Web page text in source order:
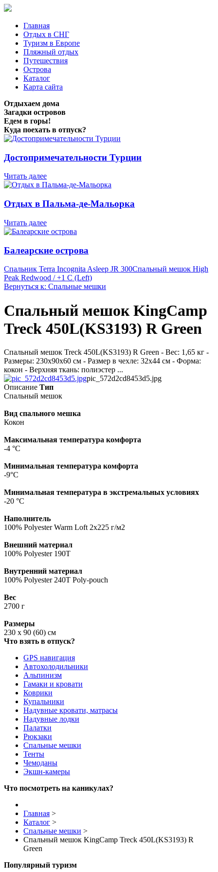
Главная
Отдых в СНГ
Туризм в Европе
Пляжный отдых
Путешествия
Острова
Каталог
Карта сайта
Отдыхаем дома
Загадки островов
Едем в горы!
Куда поехать в отпуск?
Достопримечательности Турции
Читать далее
Отдых в Пальма-де-Мальорка
Читать далее
Балеарские острова
Спальник Terra Incognita Asleep JR 300Спальный мешок High
Peak Redwood / +1 C (Left)
Вернуться к: Спальные мешки
Спальный мешок KingCamp
Treck 450L(KS3193) R Green
Спальный мешок Treck 450L(KS3193) R Green - Вес: 1,65 кг -
Размеры: 230х90х60 см - Размер в чехле: 32х44 см - Форма:
кокон - Верхняя ткань: полиэстер ...
pic_572d2cd8453d5.jpg
Описание Тип
Спальный мешок
Вид спального мешка
Кокон
Максимальная температура комфорта
-4 °C
Минимальная температура комфорта
-9°C
Минимальная температура в экстремальных условиях
-20 °C
Наполнитель
100% Polyester Warm Loft 2х225 г/м2
Внешний материал
100% Polyester 190T
Внутренний материал
100% Polyester 240T Poly-pouch
Вес
2700 г
Размеры
230 х 90 (60) см
Что взять в отпуск?
GPS навигация
Автохолодильники
Альпинизм
Гамаки и кровати
Коврики
Купальники
Надувные кровати, матрасы
Надувные лодки
Палатки
Рюкзаки
Спальные мешки
Тенты
Чемоданы
Экшн-камеры
Что посмотреть на каникулах?
Главная >
Каталог >
Спальные мешки >
Спальный мешок KingCamp Treck 450L(KS3193) R
Green
Популярный туризм